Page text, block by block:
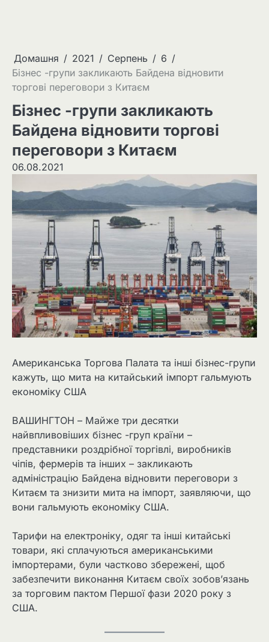
Домашня 2021 Серпень
6
Бізнес -групи закликають Байдена відновити
торгові переговори з Китаєм
Бізнес -групи закликають
Байдена відновити торгові
переговори з Китаєм
06.08.2021
Американська Торгова Палата та інші бізнес-групи
кажуть, що мита на китайський імпорт гальмують
економіку США
ВАШИНГТОН – Майже три десятки
найвпливовіших бізнес -груп країни –
представники роздрібної торгівлі, виробників
чіпів, фермерів та інших – закликають
адміністрацію Байдена відновити переговори з
Китаєм та знизити мита на імпорт, заявляючи, що
вони гальмують економіку США.
Тарифи на електроніку, одяг та інші китайські
товари, які сплачуються американськими
імпортерами, були частково збережені, щоб
забезпечити виконання Китаєм своїх зобов’язань
за торговим пактом Першої фази 2020 року з
США.